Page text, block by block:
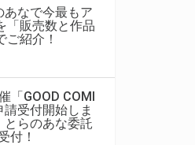
あなで今最もア
「販売数と作品
紹介！
「GOOD COMI
受付開始しま
らのあな委託
付！